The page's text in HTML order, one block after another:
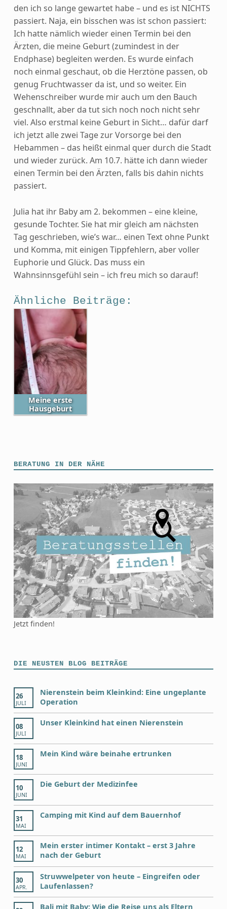
den ich so lange gewartet habe – und es ist NICHTS
passiert. Naja, ein bisschen was ist schon passiert:
Ich hatte nämlich wieder einen Termin bei den
Ärzten, die meine Geburt (zumindest in der
Endphase) begleiten werden. Es wurde einfach
noch einmal geschaut, ob die Herztöne passen, ob
genug Fruchtwasser da ist, und so weiter. Ein
Wehenschreiber wurde mir auch um den Bauch
geschnallt, aber da tut sich noch noch nicht sehr
viel. Also erstmal keine Geburt in Sicht… dafür darf
ich jetzt alle zwei Tage zur Vorsorge bei den
Hebammen – das heißt einmal quer durch die Stadt
und wieder zurück. Am 10.7. hätte ich dann wieder
einen Termin bei den Ärzten, falls bis dahin nichts
passiert.
Julia hat ihr Baby am 2. bekommen – eine kleine,
gesunde Tochter. Sie hat mir gleich am nächsten
Tag geschrieben, wie’s war… einen Text ohne Punkt
und Komma, mit einigen Tippfehlern, aber voller
Euphorie und Glück. Das muss ein
Wahnsinnsgefühl sein – ich freu mich so darauf!
Ähnliche Beiträge:
Meine erste
Hausgeburt
BERATUNG IN DER NÄHE
Jetzt finden!
DIE NEUSTEN BLOG BEITRÄGE
26
JULI
Nierenstein beim Kleinkind: Eine ungeplante
Operation
08
JULI
Unser Kleinkind hat einen Nierenstein
18
JUNI
Mein Kind wäre beinahe ertrunken
10
JUNI
Die Geburt der Medizinfee
31
MAI
Camping mit Kind auf dem Bauernhof
12
MAI
Mein erster intimer Kontakt – erst 3 Jahre
nach der Geburt
30
APR.
Struwwelpeter von heute – Eingreifen oder
Laufenlassen?
Bali mit Baby: Wie die Reise uns als Eltern